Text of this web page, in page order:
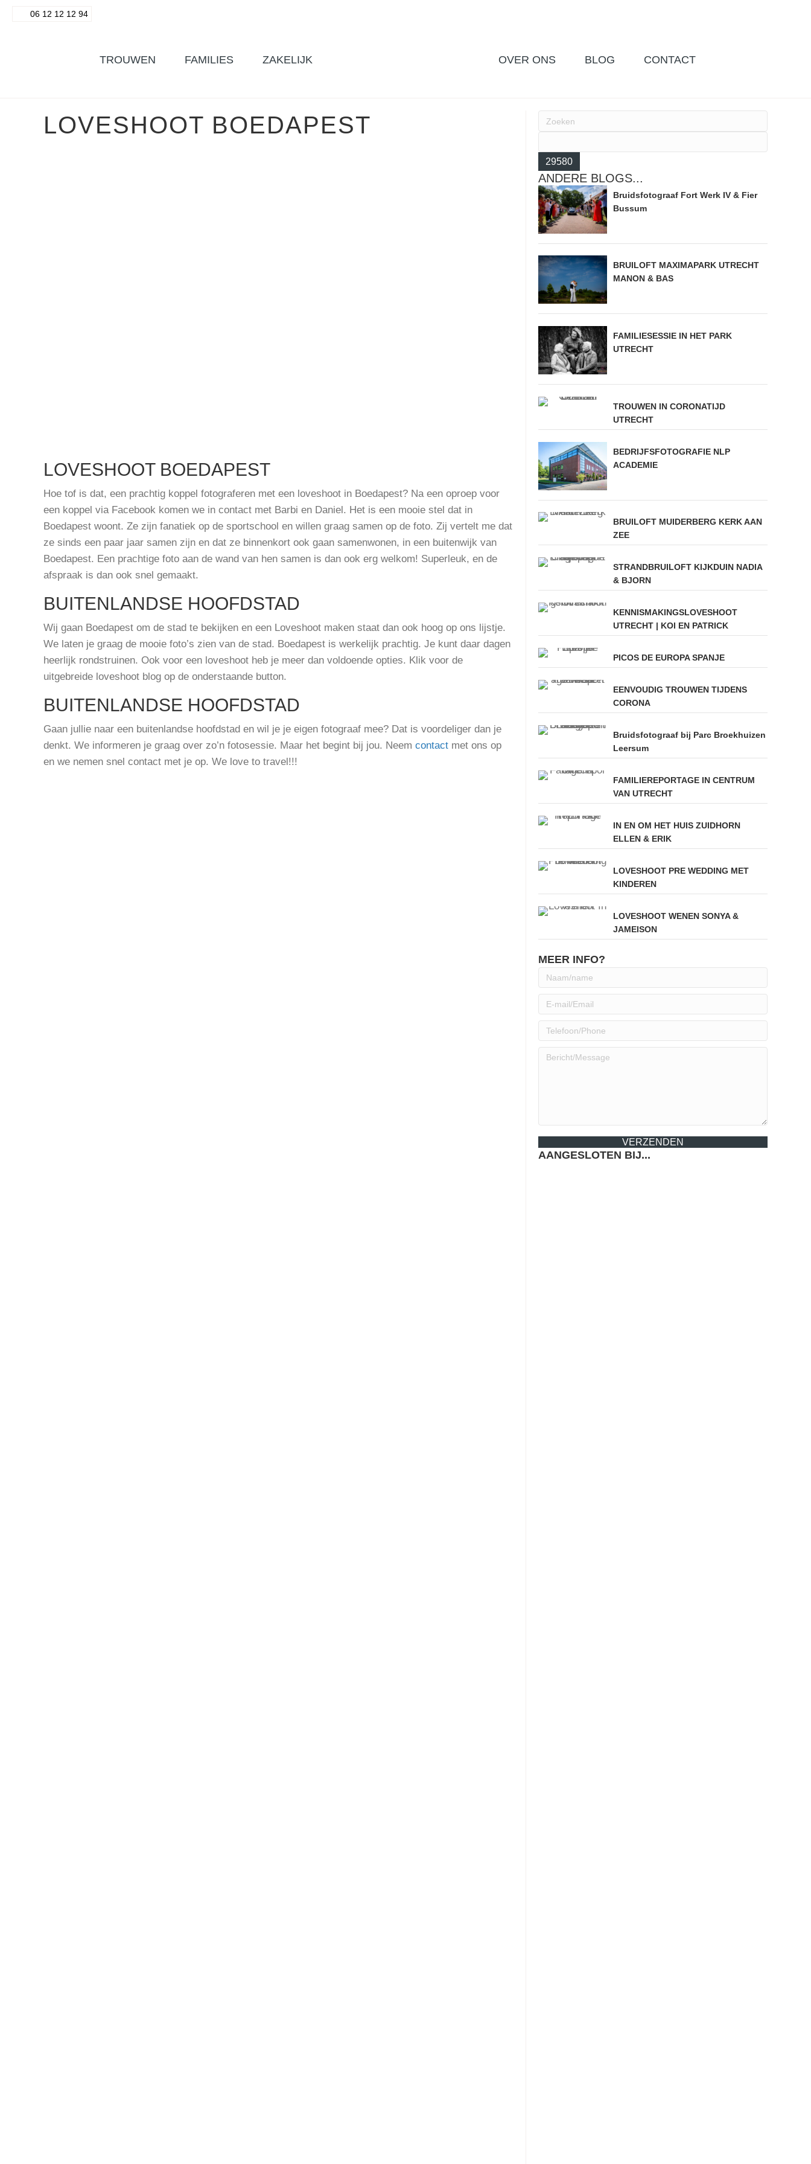
06 12 12 12 94
TROUWEN FAMILIES ZAKELIJK OVER ONS BLOG CONTACT
LOVESHOOT BOEDAPEST
LOVESHOOT BOEDAPEST
Hoe tof is dat, een prachtig koppel fotograferen met een loveshoot in Boedapest? Na een oproep voor
een koppel via Facebook komen we in contact met Barbi en Daniel. Het is een mooie stel dat in
Boedapest woont. Ze zijn fanatiek op de sportschool en willen graag samen op de foto. Zij vertelt me dat
ze sinds een paar jaar samen zijn en dat ze binnenkort ook gaan samenwonen, in een buitenwijk van
Boedapest. Een prachtige foto aan de wand van hen samen is dan ook erg welkom! Superleuk, en de
afspraak is dan ook snel gemaakt.
BUITENLANDSE HOOFDSTAD
Wij gaan Boedapest om de stad te bekijken en een Loveshoot maken staat dan ook hoog op ons lijstje.
We laten je graag de mooie foto’s zien van de stad. Boedapest is werkelijk prachtig. Je kunt daar dagen
heerlijk rondstruinen. Ook voor een loveshoot heb je meer dan voldoende opties. Klik voor de
uitgebreide loveshoot blog op de onderstaande button.
BUITENLANDSE HOOFDSTAD
Gaan jullie naar een buitenlandse hoofdstad en wil je je eigen fotograaf mee? Dat is voordeliger dan je
denkt. We informeren je graag over zo’n fotosessie. Maar het begint bij jou. Neem contact met ons op
en we nemen snel contact met je op. We love to travel!!!
ANDERE BLOGS...
Bruidsfotograaf Fort Werk IV & Fier
Bussum
BRUILOFT MAXIMAPARK UTRECHT
MANON & BAS
FAMILIESESSIE IN HET PARK
UTRECHT
TROUWEN IN CORONATIJD
UTRECHT
BEDRIJFSFOTOGRAFIE NLP
ACADEMIE
BRUILOFT MUIDERBERG KERK AAN
ZEE
STRANDBRUILOFT KIJKDUIN NADIA
& BJORN
KENNISMAKINGSLOVESHOOT
UTRECHT | KOI EN PATRICK
PICOS DE EUROPA SPANJE
EENVOUDIG TROUWEN TIJDENS
CORONA
Bruidsfotograaf bij Parc Broekhuizen
Leersum
FAMILIEREPORTAGE IN CENTRUM
VAN UTRECHT
IN EN OM HET HUIS ZUIDHORN
ELLEN & ERIK
LOVESHOOT PRE WEDDING MET
KINDEREN
LOVESHOOT WENEN SONYA &
JAMEISON
MEER INFO?
VERZENDEN
AANGESLOTEN BIJ...